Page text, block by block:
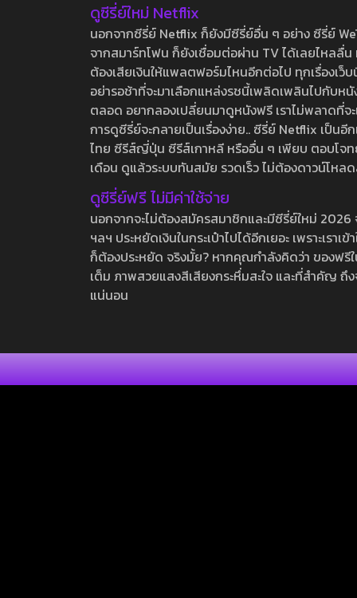
ดูซีรี่ย์ใหม่ Netflix
นอกจากซีรี่ย์ Netflix ก็ยังมีซีรี่ย์อื่น ๆ อย่าง ซีรี่ย์
จากสมาร์ทโฟน ก็ยังเชื่อมต่อผ่าน TV ได้เลยไหลลื่
ต้องเสียเงินให้แพลตฟอร์มไหนอีกต่อไป ทุกเรื่องเว็
อย่ารอช้าที่จะมาเลือกแหล่งรชนี้เพลิดเพลินไปกับห
ตลอด อยากลองเปลี่ยนมาดูหนังฟรี เราไม่พลาดที่
การดูซีรี่ย์จะกลายเป็นเรื่องง่าย.. ซีรี่ย์ Netflix เป็น
ไทย ซีรีส์ญี่ปุ่น ซีรีส์เกาหลี หรืออื่น ๆ เพียบ ตอบโจท
เดือน ดูแล้วระบบทันสมัย รวดเร็ว ไม่ต้องดาวน์โห
ดูซีรี่ย์ฟรี ไม่มีค่าใช้จ่าย
นอกจากจะไม่ต้องสมัครสมาชิกและมีซีรี่ย์ใหม่
ฯลฯ ประหยัดเงินในกระเป๋าไปได้อีกเยอะ เพราะเร
ก็ต้องประหยัด จริงมั้ย? หากคุณกำลังคิดว่า ของฟ
เต็ม ภาพสวยแสงสีเสียงกระหึ่มสะใจ และที่สำคัญ
แน่นอน